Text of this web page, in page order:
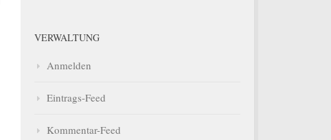
VERWALTUNG
Anmelden
Eintrags-Feed
Kommentar-Feed